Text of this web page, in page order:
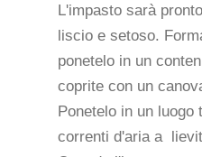
L'impasto sarà
liscio e setoso.
ponetelo in un
coprite con un
Ponetelo in un luogo
correnti d'aria a